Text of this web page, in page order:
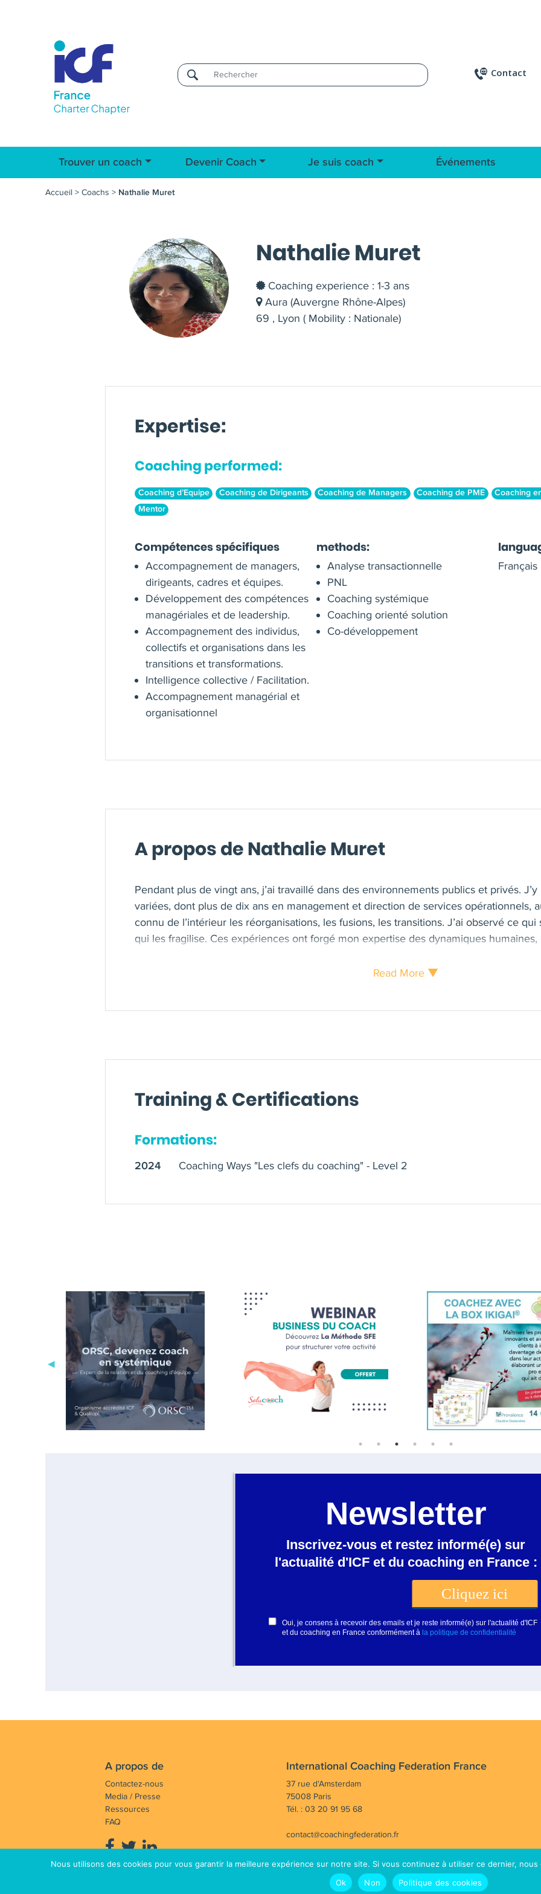
Username Contact
Trouver un coach Devenir Coach Je suis coach Événements
Accueil > Coachs > Nathalie Muret
Nathalie Muret
Coaching experience : 1-3 ans
Aura (Auvergne Rhône-Alpes)
69 , Lyon ( Mobility : Nationale)
Expertise:
Coaching performed:
Coaching d’Equipe Coaching de Dirigeants Coaching de Managers Coaching de PME
Coaching
Mentor
Compétences spécifiques
Accompagnement de managers,
dirigeants, cadres et équipes.
Développement des compétences
managériales et de leadership.
Accompagnement des individus,
collectifs et organisations dans les
transitions et transformations.
Intelligence collective / Facilitation.
Accompagnement managérial et
organisationnel
methods:
Analyse transactionnelle
PNL
Coaching systémique
Coaching orienté solution
Co-développement
Français
A propos de Nathalie Muret
Pendant plus de vingt ans, j’ai travaillé dans des environnements publics et privés.
variées, dont plus de dix ans en management et direction de services opérationnels,
connu de l’intérieur les réorganisations, les fusions, les transitions. J’ai observé ce
qui les fragilise. Ces expériences ont forgé mon expertise des dynamiques humaines,
patience, la résilience, et l’importance de rester alignée avec ses valeurs. En 2024,
Read More ▼
Training & Certifications
Formations:
2024 Coaching Ways "Les clefs du coaching" - Level 2
A propos de
Contactez-nous
Media / Presse
Ressources
FAQ
International Coaching Federation France
37 rue d'Amsterdam
75008 Paris
Tél. : 03 20 91 95 68
contact@coachingfederation.fr
Notre mission : Faire avancer et rayonner la profession de coach en France et dans le
Nous utilisons des cookies pour vous garantir la meilleure expérience sur notre site. Si vous continuez à utiliser ce dernier,
Ok
Non Politique des cookies